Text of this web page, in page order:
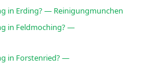
in Erding? — Reinigungmunchen
in Feldmoching? —
in Forstenried? —